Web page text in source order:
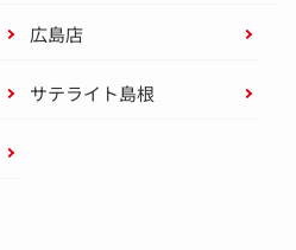
広島店
サテライト島根